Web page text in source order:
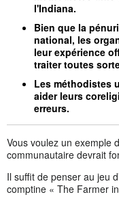
l'Indiana.
Bien que la
national, les
leur expérience
traiter toutes
Les méthodistes
aider leurs
erreurs.
Vous voulez un exemple
communautaire devrait
Il suffit de penser au jeu
comptine « The Farmer